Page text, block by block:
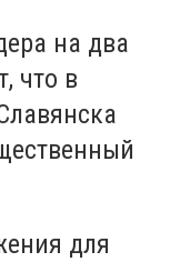
на два
что в
для